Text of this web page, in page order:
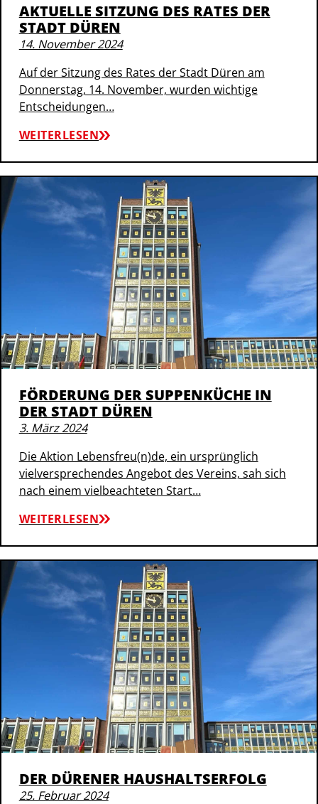
AKTUELLE SITZUNG DES RATES DER
STADT DÜREN
14. November 2024
Auf der Sitzung des Rates der Stadt Düren am
Donnerstag, 14. November, wurden wichtige
Entscheidungen…
WEITERLESEN
FÖRDERUNG DER SUPPENKÜCHE IN
DER STADT DÜREN
3. März 2024
Die Aktion Lebensfreu(n)de, ein ursprünglich
vielversprechendes Angebot des Vereins, sah sich
nach einem vielbeachteten Start…
WEITERLESEN
DER DÜRENER HAUSHALTSERFOLG
25. Februar 2024